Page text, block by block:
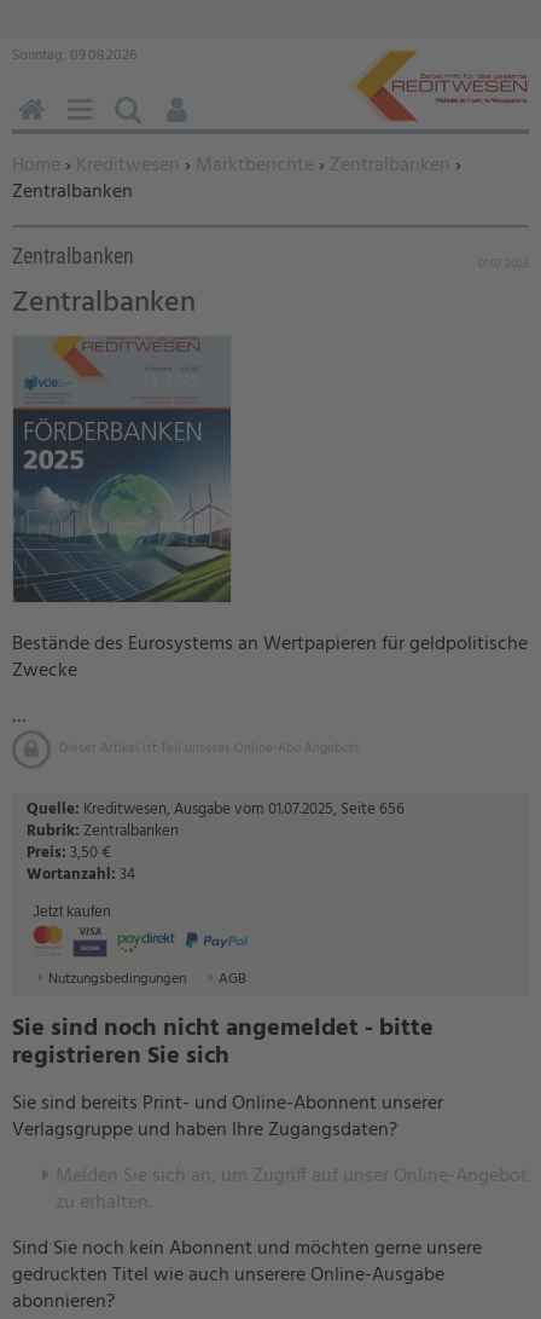
Sonntag, 09.08.2026
Sie befinden sich hier:
Home › Kreditwesen › Marktberichte › Zentralbanken ›
Zentralbanken
Zentralbanken
Zentralbanken
Bestände des Eurosystems an Wertpapieren für geldpolitische
Zwecke
…
Dieser Artikel ist Teil unseres Online-Abo Angebots.
Quelle: Kreditwesen, Ausgabe vom 01.07.2025, Seite 656
Rubrik:Zentralbanken
Preis:3,50 €
Wortanzahl:34
Jetzt kaufen
Nutzungsbedingungen AGB
Sie sind noch nicht angemeldet - bitte
registrieren Sie sich
Sie sind bereits Print- und Online-Abonnent unserer
Verlagsgruppe und haben Ihre Zugangsdaten?
Melden Sie sich an, um Zugriff auf unser Online-Angebot
zu erhalten.
Sind Sie noch kein Abonnent und möchten gerne unsere
gedruckten Titel wie auch unserere Online-Ausgabe
abonnieren?
HOMEMENÜSUCHEN
BENUTZERFUNKTIONEN